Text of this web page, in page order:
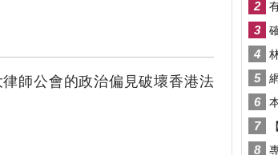
師公會的政治偏見破壞香港法